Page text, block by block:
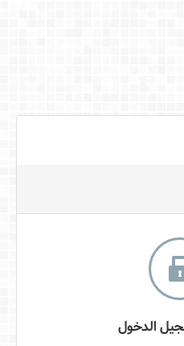
الدخول